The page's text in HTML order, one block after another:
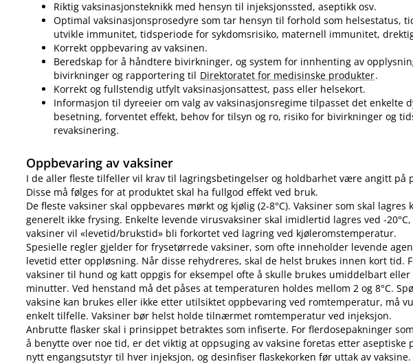
Riktig vaksinasjonsteknikk med hensyn til injeksjonssted, aseptikk osv.
Optimal vaksinasjonsprosedyre som tar hensyn til forhold som helsestatus,
utvikle immunitet, tidsperiode for sykdomsrisiko, maternell immunitet,
Korrekt oppbevaring av vaksinen.
Beredskap for å håndtere bivirkninger, og system for innhenting av
bivirkninger og rapportering til Direktoratet for medisinske produkter.
Korrekt og fullstendig utfylt vaksinasjonsattest, pass eller helsekort.
Informasjon til dyreeier om valg av vaksinasjonsregime tilpasset det enkelte
besetning, forventet effekt, behov for tilsyn og ro, risiko for bivirkninger og
revaksinering.
Oppbevaring av vaksiner
I de aller fleste tilfeller vil krav til lagringsbetingelser og holdbarhet være angitt på
Disse må følges for at produktet skal ha fullgod effekt ved bruk.
De fleste vaksiner skal oppbevares mørkt og kjølig (2-8°C). Vaksiner som skal lagres
generelt ikke frysing. Enkelte levende virusvaksiner skal imidlertid lagres ved -
vaksiner vil «levetid​/​brukstid» bli forkortet ved lagring ved kjøleromstemperatur.
Spesielle regler gjelder for frysetørrede vaksiner, som ofte inneholder levende
levetid etter oppløsning. Når disse rehydreres, skal de helst brukes innen kort tid.
vaksiner til hund og katt oppgis for eksempel ofte å skulle brukes umiddelbart eller
minutter. Ved henstand må det påses at temperaturen holdes mellom 2 og 8°C.
vaksine kan brukes eller ikke etter utilsiktet oppbevaring ved romtemperatur, må
enkelt tilfelle. Vaksiner bør helst holde tilnærmet romtemperatur ved injeksjon.
Anbrutte flasker skal i prinsippet betraktes som infiserte. For flerdosepakninger
å benytte over noe tid, er det viktig at oppsuging av vaksine foretas etter aseptiske
nytt engangsutstyr til hver injeksjon, og desinfiser flaskekorken før uttak av vaksine.